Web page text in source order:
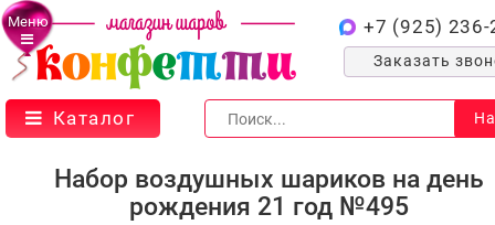
Меню +7 (925) 236-
Заказать
Каталог
Набор воздушных шариков на день
рождения 21 год №495